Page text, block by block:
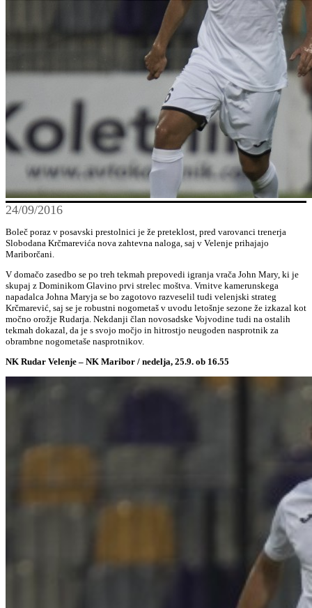
24/09/2016
Boleč poraz v posavski prestolnici je že preteklost, pred varovanci trenerja
Slobodana Krčmarevića nova zahtevna naloga, saj v Velenje prihajajo
Mariborčani.
V domačo zasedbo se po treh tekmah prepovedi igranja vrača John Mary, ki je
skupaj z Dominikom Glavino prvi strelec moštva. Vrnitve kamerunskega
napadalca Johna Maryja se bo zagotovo razveselil tudi velenjski strateg
Krčmarević, saj se je robustni nogometaš v uvodu letošnje sezone že izkazal kot
močno orožje Rudarja. Nekdanji član novosadske Vojvodine tudi na ostalih
tekmah dokazal, da je s svojo močjo in hitrostjo neugoden nasprotnik za
obrambne nogometaše nasprotnikov.
NK Rudar Velenje – NK Maribor / nedelja, 25.9. ob 16.55